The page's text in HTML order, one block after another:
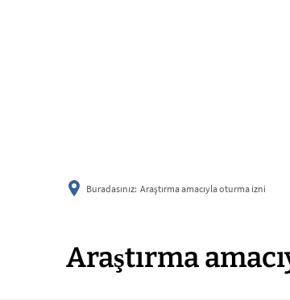
Buradasınız: Araştırma amacıyla oturma izni
Araştırma